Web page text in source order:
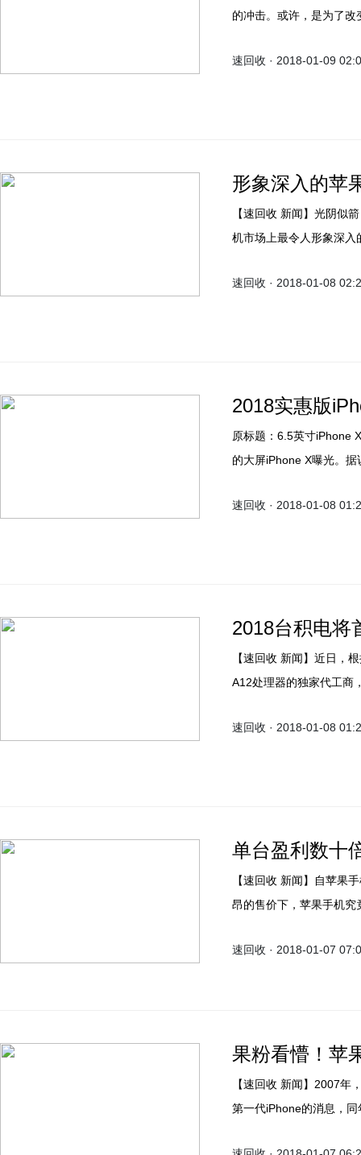
的冲击。或许，是为了
槽，今天小编就带大家
速回收 · 2018-01-09
形象深入的苹
【速回收 新闻】光阴似
机市场上最令人形象深
速回收 · 2018-01-08
2018实惠版
原标题：6.5英寸iPhone
的大屏iPhone X曝光。
屏幕的供应商，三星肯
速回收 · 2018-01-08
2018台积电将
【速回收 新闻】近日，
A12处理器的独家代工商
艺制造，在封装体积更小
速回收 · 2018-01-08
单台盈利数十
【速回收 新闻】自苹果
昂的售价下，苹果手机
均价6000元人民币计算
速回收 · 2018-01-07
果粉看懵！苹
【速回收 新闻】2007年
第一代iPhone的消息，